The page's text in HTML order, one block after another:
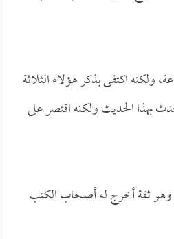
ولكنه اكتفى بذكر هؤلاء الثلاثة
بهذا الحديث ولكنه اقتصر على
وهو ثقة أخرج له أصحاب الكتب